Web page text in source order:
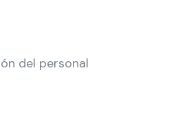
del personal